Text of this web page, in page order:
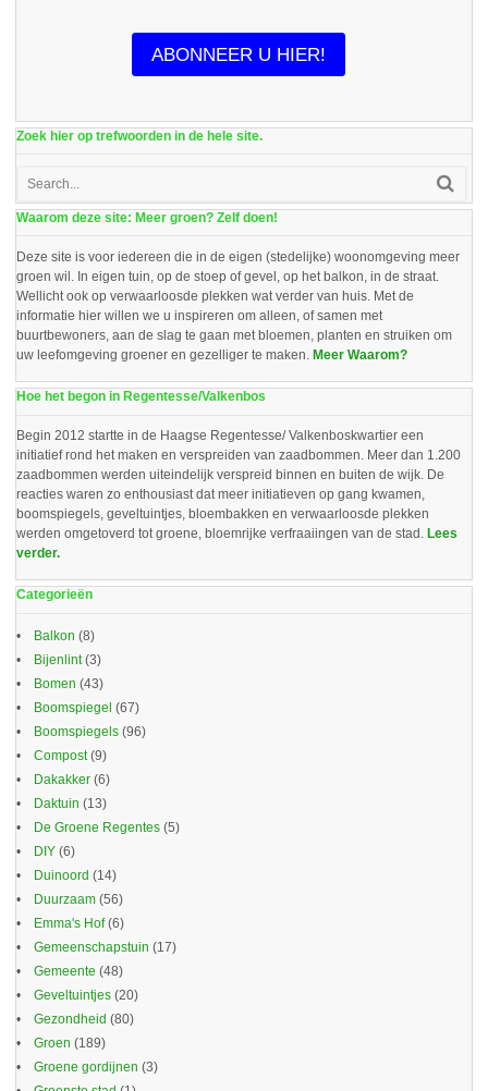
ABONNEER U HIER!
Zoek hier op trefwoorden in de hele site.
Waarom deze site: Meer groen? Zelf doen!
Deze site is voor iedereen die in de eigen (stedelijke) woonomgeving meer
groen wil. In eigen tuin, op de stoep of gevel, op het balkon, in de straat.
Wellicht ook op verwaarloosde plekken wat verder van huis. Met de
informatie hier willen we u inspireren om alleen, of samen met
buurtbewoners, aan de slag te gaan met bloemen, planten en struiken om
uw leefomgeving groener en gezelliger te maken. Meer Waarom?
Hoe het begon in Regentesse/Valkenbos
Begin 2012 startte in de Haagse Regentesse/ Valkenboskwartier een
initiatief rond het maken en verspreiden van zaadbommen. Meer dan 1.200
zaadbommen werden uiteindelijk verspreid binnen en buiten de wijk. De
reacties waren zo enthousiast dat meer initiatieven op gang kwamen,
boomspiegels, geveltuintjes, bloembakken en verwaarloosde plekken
werden omgetoverd tot groene, bloemrijke verfraaiingen van de stad. Lees
verder.
Categorieën
Balkon (8)
Bijenlint(3)
Bomen (43)
Boomspiegel (67)
Boomspiegels (96)
Compost(9)
Dakakker (6)
Daktuin (13)
De Groene Regentes (5)
DIY (6)
Duinoord (14)
Duurzaam (56)
Emma's Hof(6)
Gemeenschapstuin (17)
Gemeente (48)
Geveltuintjes (20)
Gezondheid (80)
Groen (189)
Groene gordijnen (3)